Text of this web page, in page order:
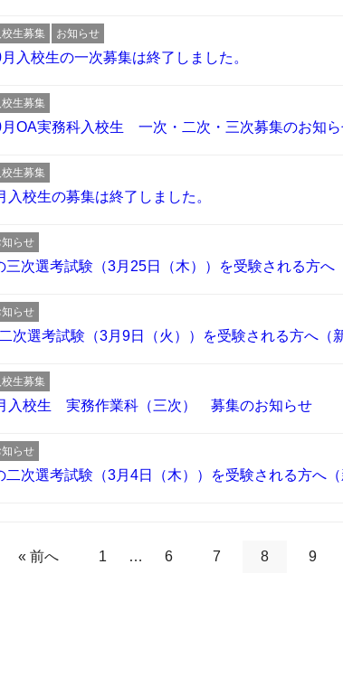
校生募集 お知らせ
入校生の一次募集は終了しました。
校生募集
OA実務科入校生 一次・二次・三次募集のお知
校生募集
入校生の募集は終了しました。
知らせ
三次選考試験（3月25日（木））を受験される方へ
知らせ
次選考試験（3月9日（火））を受験される方へ（
校生募集
入校生 実務作業科（三次） 募集のお知らせ
知らせ
二次選考試験（3月4日（木））を受験される方へ
« 前へ 1 … 6 7 8 9